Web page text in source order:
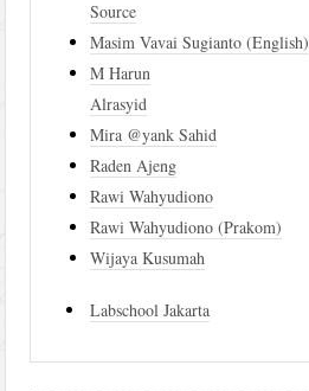
Source
Masim Vavai Sugianto (English)
M Harun
Alrasyid
Mira @yank Sahid
Raden Ajeng
Rawi Wahyudiono
Rawi Wahyudiono (Prakom)
Wijaya Kusumah
Labschool Jakarta